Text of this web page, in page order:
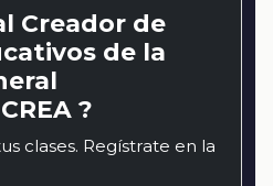
Creador de
de la
?
clases. Regístrate en la